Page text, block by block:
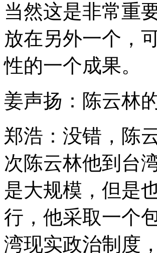
当然这是非常重
放在另外一个，
性的一个成果。
姜声扬：陈云林
郑浩：没错，陈
次陈云林他到台
是大规模，但是
行，他采取一个
湾现实政治制度